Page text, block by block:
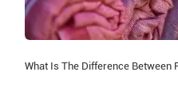
What Is The Difference Between